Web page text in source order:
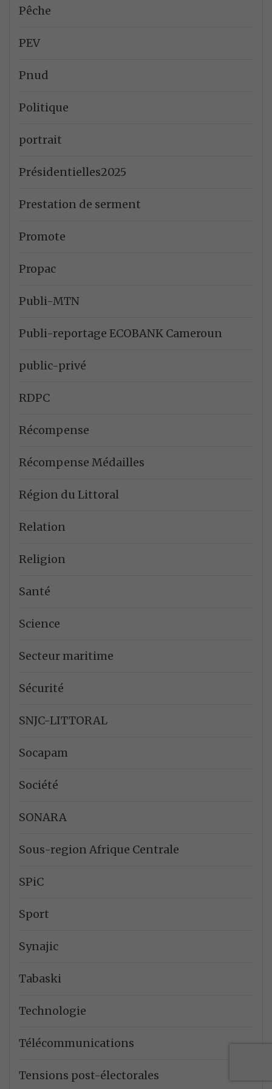
Pêche
PEV
Pnud
Politique
portrait
Présidentielles2025
Prestation de serment
Promote
Propac
Publi-MTN
Publi-reportage ECOBANK Cameroun
public-privé
RDPC
Récompense
Récompense Médailles
Région du Littoral
Relation
Religion
Santé
Science
Secteur maritime
Sécurité
SNJC-LITTORAL
Socapam
Société
SONARA
Sous-region Afrique Centrale
SPiC
Sport
Synajic
Tabaski
Technologie
Télécommunications
Tensions post-électorales